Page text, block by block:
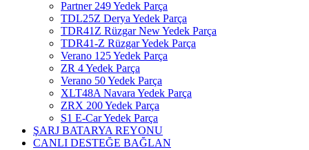
Partner 249 Yedek Parça
TDL25Z Derya Yedek Parça
TDR41Z Rüzgar New Yedek Parça
TDR41-Z Rüzgar Yedek Parça
Verano 125 Yedek Parça
ZR 4 Yedek Parça
Verano 50 Yedek Parça
XLT48A Navara Yedek Parça
ZRX 200 Yedek Parça
S1 E-Car Yedek Parça
ŞARJ BATARYA REYONU
CANLI DESTEĞE BAĞLAN